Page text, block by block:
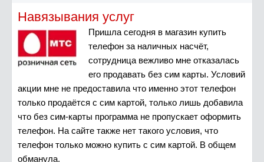
Навязывания услуг
Пришла сегодня в магазин купить
телефон за наличных насчёт,
сотрудница вежливо мне отказалась
его продавать без сим карты. Условий
акции мне не предоставила что именно этот телефон
только продаëтся с сим картой, только лишь добавила
что без сим-карты программа не пропускает оформить
телефон. На сайте также нет такого условия, что
телефон только можно купить с сим картой. В общем
обманула.